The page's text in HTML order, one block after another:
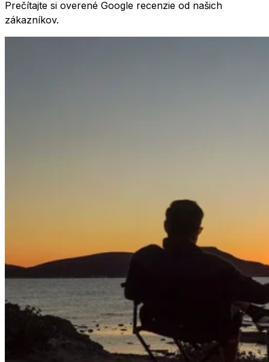
Prečítajte si overené Google recenzie od našich
zákazníkov.